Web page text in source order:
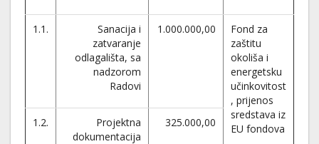
1.1.
Sanacija i
zatvaranje
odlagališta, sa
nadzorom
Radovi
1.000.000,00
Fond za
zaštitu
okoliša i
energetsku
učinkovitost
, prijenos
sredstava iz
EU fondova
1.2.
Projektna
dokumentacija
325.000,00